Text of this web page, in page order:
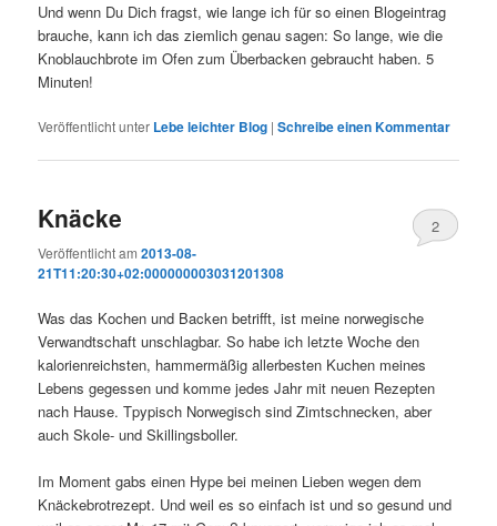
Und wenn Du Dich fragst, wie lange ich für so einen Blogeintrag
brauche, kann ich das ziemlich genau sagen: So lange, wie die
Knoblauchbrote im Ofen zum Überbacken gebraucht haben. 5
Minuten!
Veröffentlicht unter Lebe leichter Blog |Schreibe einen Kommentar
Knäcke
Veröffentlicht am2013-08-
21T11:20:30+02:000000003031201308
2
Was das Kochen und Backen betrifft, ist meine norwegische
Verwandtschaft unschlagbar. So habe ich letzte Woche den
kalorienreichsten, hammermäßig allerbesten Kuchen meines
Lebens gegessen und komme jedes Jahr mit neuen Rezepten
nach Hause. Tpypisch Norwegisch sind Zimtschnecken, aber
auch Skole- und Skillingsboller.
Im Moment gabs einen Hype bei meinen Lieben wegen dem
Knäckebrotrezept. Und weil es so einfach ist und so gesund und